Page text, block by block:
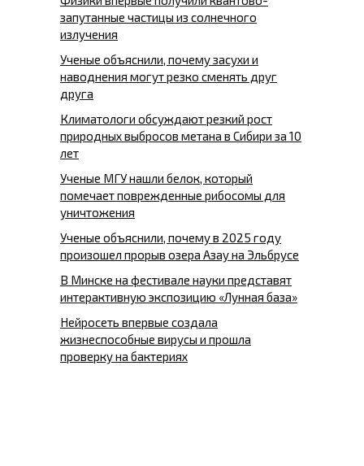
запутанные частицы из солнечного
излучения
Ученые объяснили, почему засухи и
наводнения могут резко сменять друг
друга
Климатологи обсуждают резкий рост
природных выбросов метана в Сибири за 10
лет
Ученые МГУ нашли белок, который
помечает поврежденные рибосомы для
уничтожения
Ученые объяснили, почему в 2025 году
произошел прорыв озера Азау на Эльбрусе
В Минске на фестивале науки представят
интерактивную экспозицию «Лунная база»
Нейросеть впервые создала
жизнеспособные вирусы и прошла
проверку на бактериях